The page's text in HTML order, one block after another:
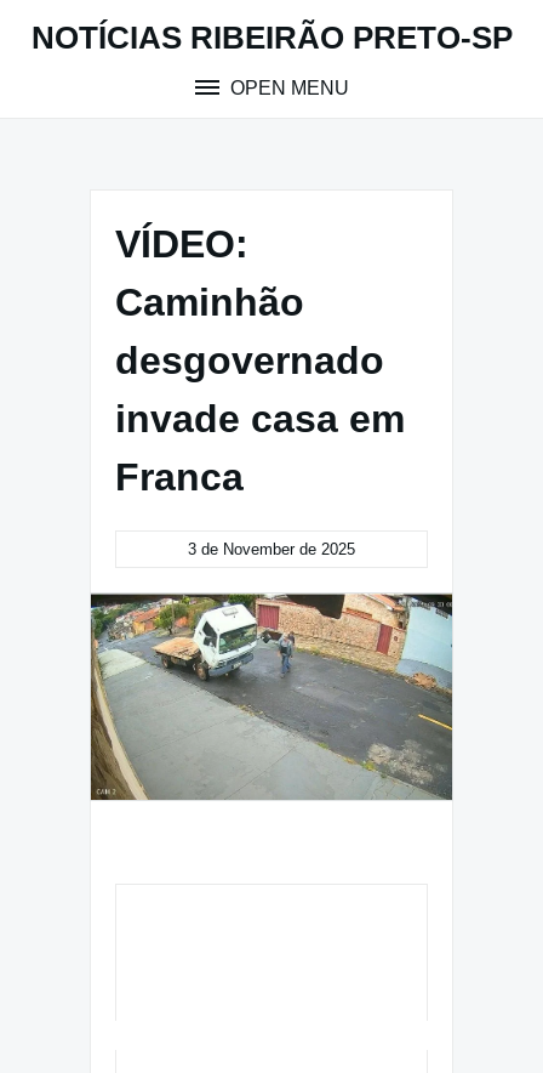
NOTÍCIAS RIBEIRÃO PRETO-SP
OPEN MENU
VÍDEO:
Caminhão
desgovernado
invade casa em
Franca
3 de November de 2025